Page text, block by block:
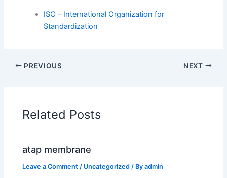
ISO – International Organization for
Standardization
PREVIOUS NEXT
Related Posts
atap membrane
Leave a Comment / Uncategorized / Byadmin